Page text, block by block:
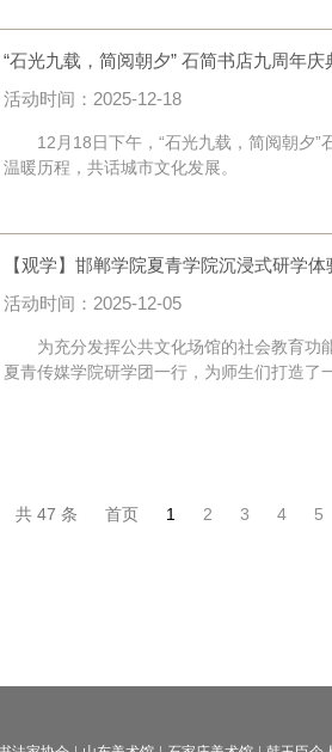
“石光九载，简阅朝夕” 石简书店九周年庆
活动时间：2025-12-18
12月18日下午，“石光九载，简阅朝夕”
温暖历程，共话城市文化发展。
【观学】邯郸学院夏青学院沉浸式研学体
活动时间：2025-12-05
为充分发挥公共文化场馆的社会教育功
夏青传媒学院研学团一行，为师生们打造了
共 47 条 首页 1 2 3 4 5